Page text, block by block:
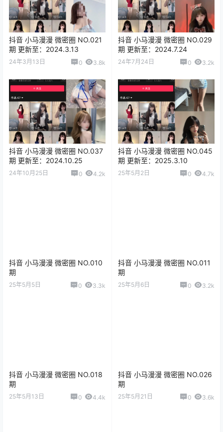
抖音 小马漫漫 微密圈 NO.021
期 更新至：2024.3.13
24年3月13日 0 3.8k
抖音 小马漫漫 微密圈 NO.029
期 更新至：2024.7.24
24年7月24日 0 3.2k
抖音 小马漫漫 微密圈 NO.037
期 更新至：2024.10.25
24年10月25日 0 4.2k
抖音 小马漫漫 微密圈 NO.045
期 更新至：2025.3.10
25年5月2日 0 4.7k
抖音 小马漫漫 微密圈 NO.010
期
25年5月5日 0 3.3k
抖音 小马漫漫 微密圈 NO.011
期
25年5月6日 0 3.2k
抖音 小马漫漫 微密圈 NO.018
期
25年5月13日 0 4.4k
抖音 小马漫漫 微密圈 NO.026
期
25年5月21日 0 3.6k